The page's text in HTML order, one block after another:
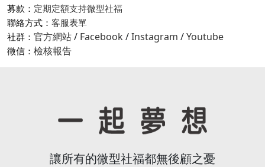
募款： 定期定額支持微型社福
聯絡方式： 客服表單
社群： 官方網站/ Facebook/Instagram /Youtube
徵信： 檢核報告
讓所有的微型社福都無後顧之憂